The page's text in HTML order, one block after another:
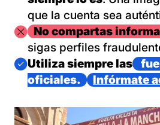
que la cuenta sea
ImagenNo compartas
sigas perfiles
Imagen
Utiliza siempre las
oficiales.
Infórmate